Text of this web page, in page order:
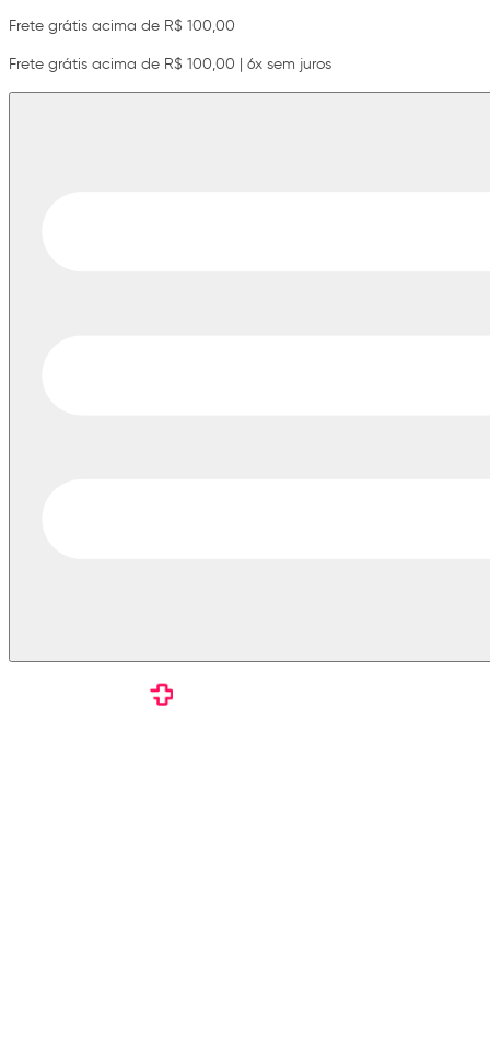
Frete grátis acima de R$ 100,00
Frete grátis acima de R$ 100,00 | 6x sem juros